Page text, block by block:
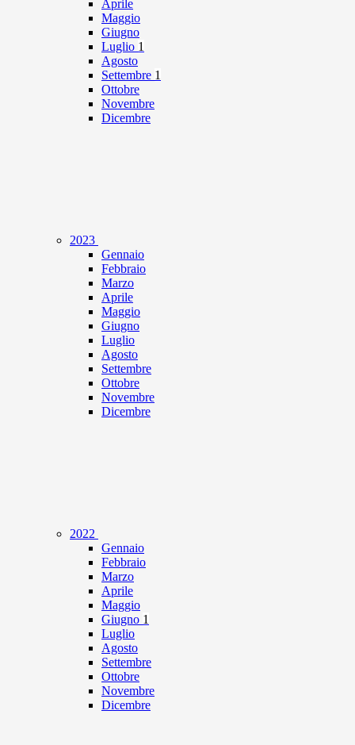
Aprile
Maggio
Giugno
Luglio 1
Agosto
Settembre 1
Ottobre
Novembre
Dicembre
2023
Gennaio
Febbraio
Marzo
Aprile
Maggio
Giugno
Luglio
Agosto
Settembre
Ottobre
Novembre
Dicembre
2022
Gennaio
Febbraio
Marzo
Aprile
Maggio
Giugno 1
Luglio
Agosto
Settembre
Ottobre
Novembre
Dicembre